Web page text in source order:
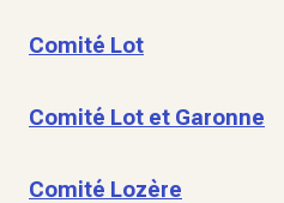
Comité Lot
Comité Lot et Garonne
Comité Lozère